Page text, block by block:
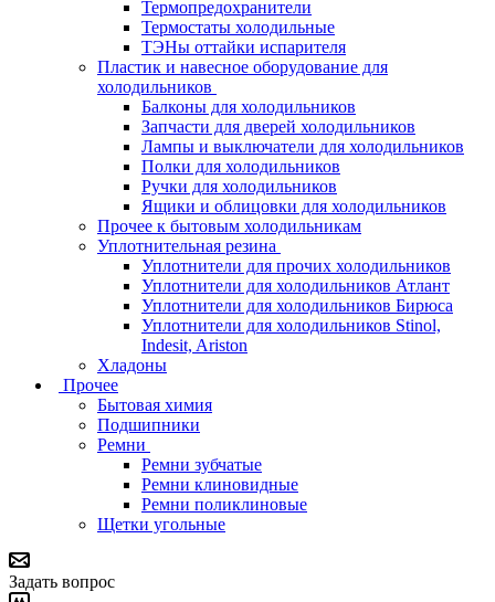
Термопредохранители
Термостаты холодильные
ТЭНы оттайки испарителя
Пластик и навесное оборудование для
холодильников
Балконы для холодильников
Запчасти для дверей холодильников
Лампы и выключатели для холодильников
Полки для холодильников
Ручки для холодильников
Ящики и облицовки для холодильников
Прочее к бытовым холодильникам
Уплотнительная резина
Уплотнители для прочих холодильников
Уплотнители для холодильников Атлант
Уплотнители для холодильников Бирюса
Уплотнители для холодильников Stinol,
Indesit, Ariston
Хладоны
Прочее
Бытовая химия
Подшипники
Ремни
Ремни зубчатые
Ремни клиновидные
Ремни поликлиновые
Щетки угольные
Задать вопрос